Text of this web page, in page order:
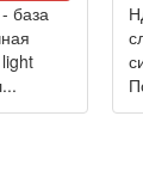
база